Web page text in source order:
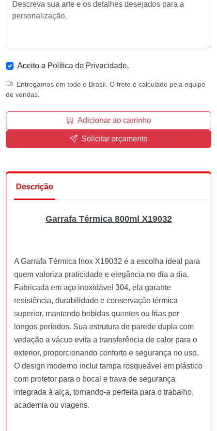
Aceito a Política de Privacidade.
Entregamos em todo o Brasil. O frete é calculado pela equipe
de vendas.
Adicionar ao carrinho
Solicitar orçamento
Descrição
Garrafa Térmica 800ml X19032
A Garrafa Térmica Inox X19032 é a escolha ideal para
quem valoriza praticidade e elegância no dia a dia.
Fabricada em aço inoxidável 304, ela garante
resistência, durabilidade e conservação térmica
superior, mantendo bebidas quentes ou frias por
longos períodos. Sua estrutura de parede dupla com
vedação a vácuo evita a transferência de calor para o
exterior, proporcionando conforto e segurança no uso.
O design moderno inclui tampa rosqueável em plástico
com protetor para o bocal e trava de segurança
integrada à alça, tornando-a perfeita para o trabalho,
academia ou viagens.